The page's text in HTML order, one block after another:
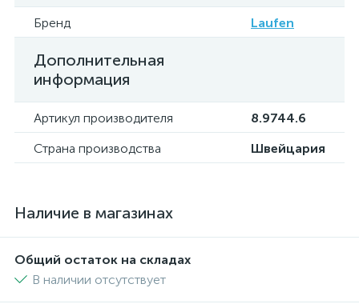
Бренд Laufen
Дополнительная
информация
Артикул производителя
8.9744.6
Страна производства
Швейцария
Наличие в магазинах
Общий остаток на складах
В наличии отсутствует